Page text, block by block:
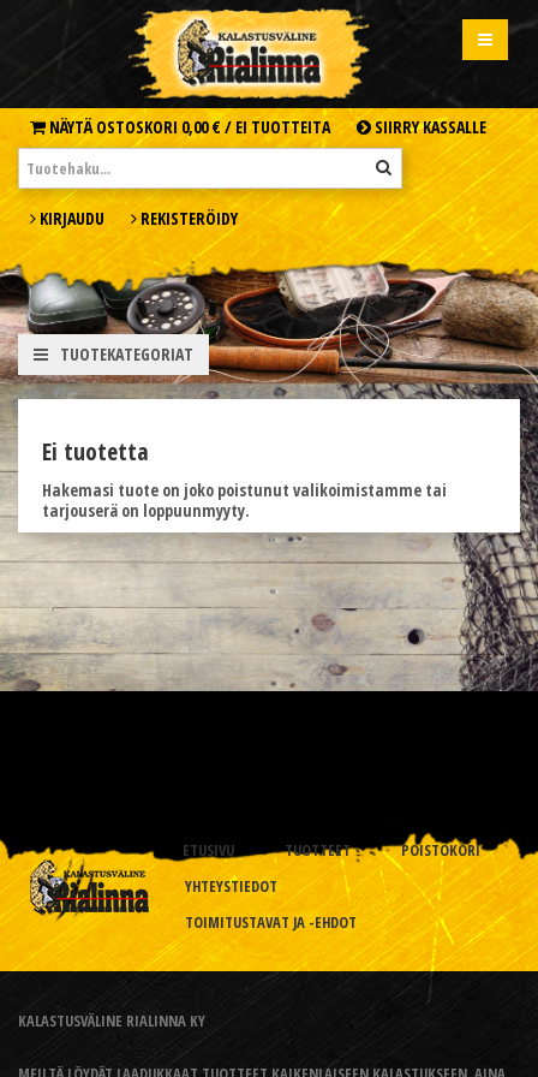
NÄYTÄ OSTOSKORI 0,00 € / EI TUOTTEITA SIIRRY KASSALLE
KIRJAUDU REKISTERÖIDY
TUOTEKATEGORIAT
Ei tuotetta
Hakemasi tuote on joko poistunut valikoimistamme tai
tarjouserä on loppuunmyyty.
ETUSIVU TUOTTEET
POISTOKORI
YHTEYSTIEDOT
TOIMITUSTAVAT JA -EHDOT
KALASTUSVÄLINE RIALINNA KY